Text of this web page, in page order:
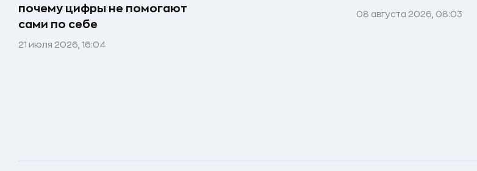
почему цифры не помогают
сами по себе
21 июля 2026, 16:04
08 августа 2026, 08:03